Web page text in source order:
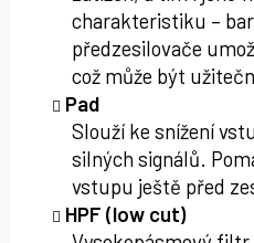
charakteristiku –
předzesilovače
což může být
Pad
Slouží ke snížení
silných signálů.
vstupu ještě před
HPF (low cut)